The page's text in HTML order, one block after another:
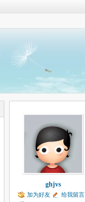
ghjvs
加为好友
给我留言